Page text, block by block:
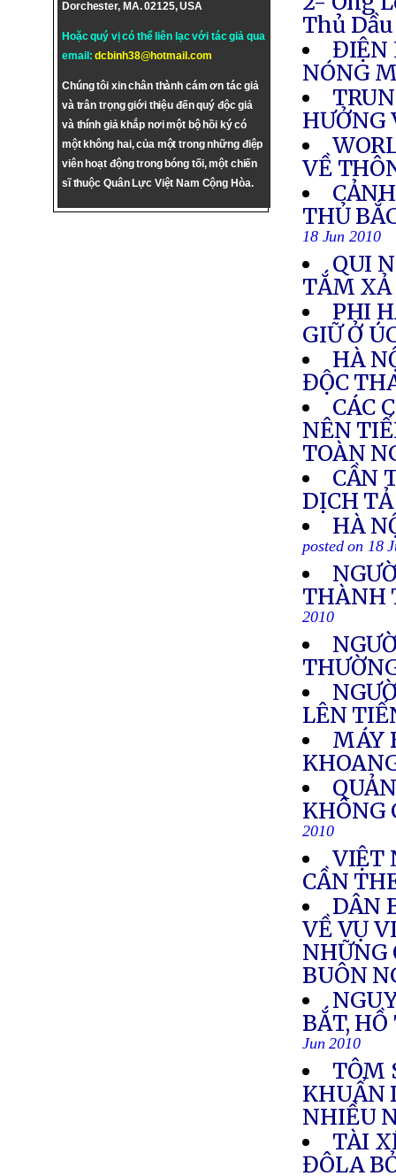
Dorchester, MA. 02125, USA
Hoặc quý vị có thể liên lạc với tác giả qua
email:dcbinh38@hotmail.com
Chúng tôi xin chân thành cám ơn tác giả
và trân trọng giới thiệu đến quý độc giả
và thính giả khắp nơi một bộ hồi ký có
một không hai, của một trong những điệp
viên hoạt động trong bóng tối, một chiến
sĩ thuộc Quân Lực Việt Nam Cộng Hòa.
Thủ
ĐIỆN
NÓNG
HƯỞNG
VỀ
THỦ
18 Jun 2010
QUI
TẮM
PHI
GIỮ Ở
HÀ
ĐỘC
CÁC
NÊN
TOÀN
CẦN
DỊCH
HÀ
posted on 18
THÀNH
2010
LÊN
MÁY
KHÔNG
2010
VIỆT
CẦN
DÂN
VỀ VỤ
NHỮNG
BUÔN
BẮT,
Jun 2010
TÔM
KHUẨN
NHIỀU
TÀI
ĐÔLA